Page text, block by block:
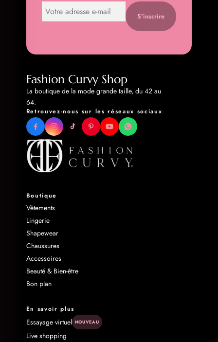
S'inscrire
Fashion Curvy Shop
La boutique de la mode grande taille, du 42 au
64.
Retrouvez-nous sur les réseaux sociaux
Boutique
Vêtements
Lingerie
Shapewear
Chaussures
Accessoires
Beauté & Bien-être
Bon plan
En savoir plus
Essayage virtuel NOUVEAU
Live shopping